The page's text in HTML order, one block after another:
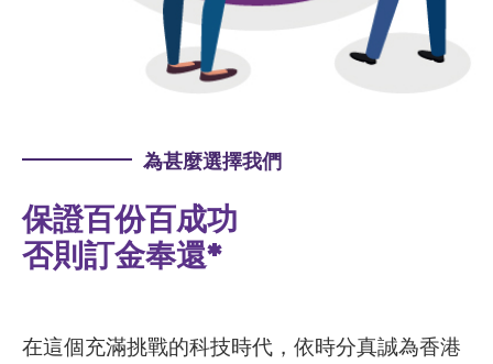
為甚麼選擇我們
保證百份百成功
否則訂金奉還*
在這個充滿挑戰的科技時代，依時分真誠為香港